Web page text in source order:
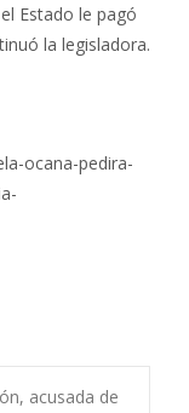
Estado le pagó
la legisladora.
ocana-pedira-
acusada de